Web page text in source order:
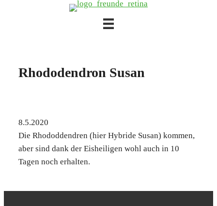
Rho­do­den­dron Sus­an
8.5.2020
Die Rho­dod­dendren (hier Hybri­de Sus­an) kom­men,
aber sind dank der Eis­hei­li­gen wohl auch in 10
Tagen noch erhal­ten.